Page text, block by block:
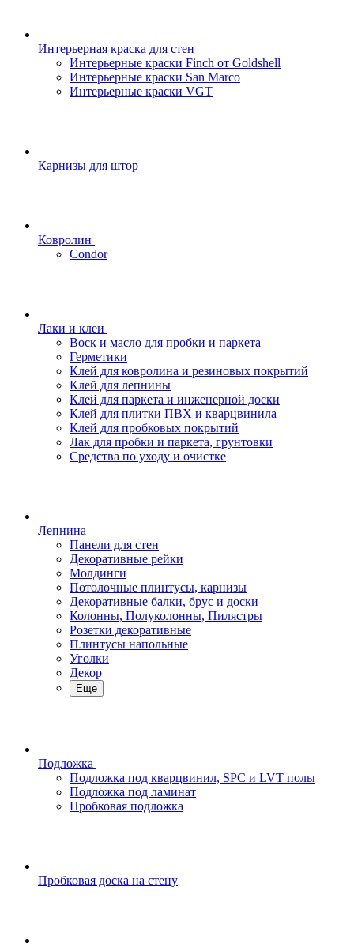
Интерьерная краска для стен
Интерьерные краски Finch от Goldshell
Интерьерные краски San Marco
Интерьерные краски VGT
Карнизы для штор
Ковролин
Condor
Лаки и клеи
Воск и масло для пробки и паркета
Герметики
Клей для ковролина и резиновых покрытий
Клей для лепнины
Клей для паркета и инженерной доски
Клей для плитки ПВХ и кварцвинила
Клей для пробковых покрытий
Лак для пробки и паркета, грунтовки
Средства по уходу и очистке
Лепнина
Панели для стен
Декоративные рейки
Молдинги
Потолочные плинтусы, карнизы
Декоративные балки, брус и доски
Колонны, Полуколонны, Пилястры
Розетки декоративные
Плинтусы напольные
Уголки
Декор
Еще
Подложка
Подложка под кварцвинил, SPC и LVT полы
Подложка под ламинат
Пробковая подложка
Пробковая доска на стену